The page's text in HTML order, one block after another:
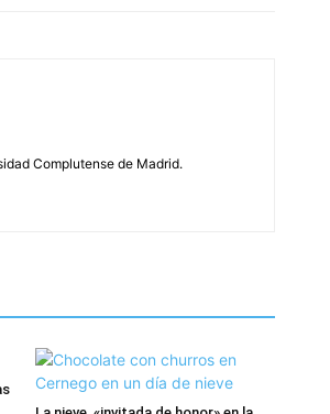
Complutense de Madrid.